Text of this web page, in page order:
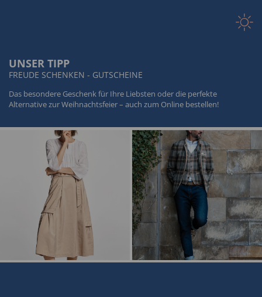
UNSER TIPP
FREUDE SCHENKEN - GUTSCHEINE
Das besondere Geschenk für Ihre Liebsten oder die perfekte
Alternative zur Weihnachtsfeier – auch zum Online bestellen!